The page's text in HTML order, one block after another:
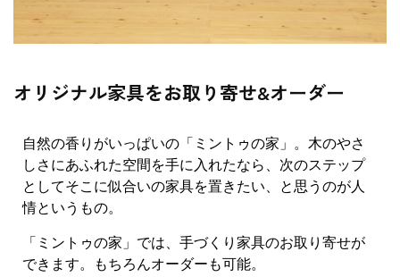
オリジナル家具をお取り寄せ&オーダー
自然の香りがいっぱいの「ミントゥの家」。木のやさ
しさにあふれた空間を手に入れたなら、次のステップ
としてそこに似合いの家具を置きたい、と思うのが人
情というもの。
「ミントゥの家」では、手づくり家具のお取り寄せが
できます。もちろんオーダーも可能。